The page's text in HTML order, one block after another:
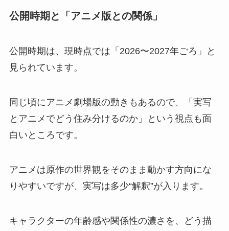
公開時期と「アニメ版との関係」
公開時期は、現時点では「2026〜2027年ごろ」と
見られています。
同じ頃にアニメ劇場版の動きもあるので、「実写
とアニメでどう住み分けるのか」という視点も面
白いところです。
アニメは原作の世界観をそのまま動かす方向にな
りやすいですが、実写は多少“解釈”が入ります。
キャラクターの年齢感や関係性の濃さを、どう描